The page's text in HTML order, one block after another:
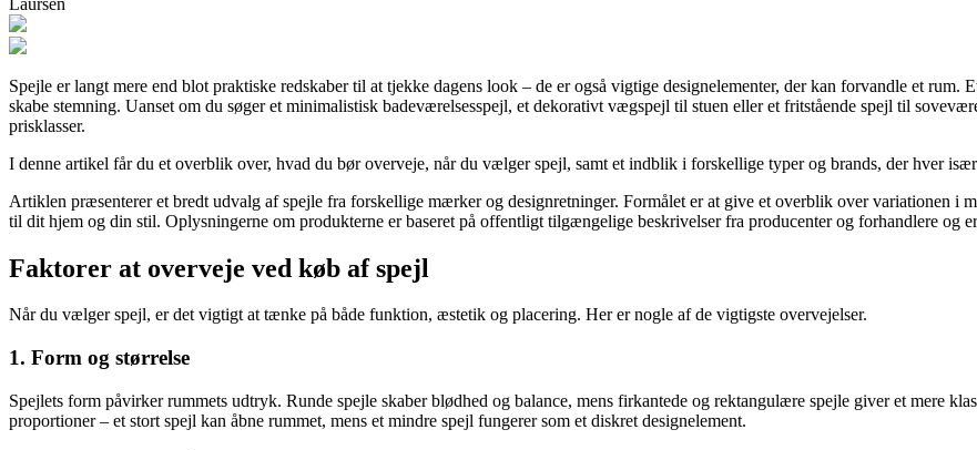
Spejle er langt mere end blot praktiske redskaber til at tjekke dagens look – de er også vigtige designelementer, der kan forvandle et
skabe stemning. Uanset om du søger et minimalistisk badeværelsesspejl, et dekorativt vægspejl til stuen eller et fritstående spejl til
prisklasser.
I denne artikel får du et overblik over, hvad du bør overveje, når du vælger spejl, samt et indblik i forskellige typer og brands, der hver
Artiklen præsenterer et bredt udvalg af spejle fra forskellige mærker og designretninger. Formålet er at give et overblik over variationen i
til dit hjem og din stil. Oplysningerne om produkterne er baseret på offentligt tilgængelige beskrivelser fra producenter og forhandlere og
Faktorer at overveje ved køb af spejl
Når du vælger spejl, er det vigtigt at tænke på både funktion, æstetik og placering. Her er nogle af de vigtigste overvejelser.
1. Form og størrelse
Spejlets form påvirker rummets udtryk. Runde spejle skaber blødhed og balance, mens firkantede og rektangulære spejle giver et mere
proportioner – et stort spejl kan åbne rummet, mens et mindre spejl fungerer som et diskret designelement.